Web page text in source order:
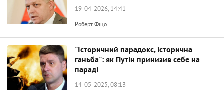
19-04-2026, 14:41
Роберт Фіцо
"Історичний парадокс, історична
ганьба": як Путін принизив себе на
параді
14-05-2025, 08:13